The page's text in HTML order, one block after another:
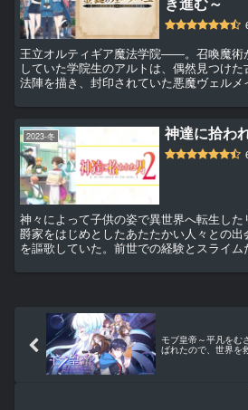
王立オルティギア魔法学院――。召喚魔術
していた学院生のアルトは、偶然見つけ
法陣を描き、封印されていた悪魔ヴェル
ていた。使い魔となったヴェルメ...
2023-冬 神達に拾わ
神々によって子供の姿で異世界へ転生し
爵家をはじめとしたあたたかい人々との
を謳歌していた。前世での経験とスライ
別の街での「2号店」出店の話が持...
モブ皇帝～平凡をむ
ばれたので、世界を